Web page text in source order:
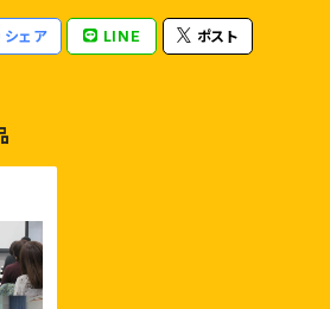
シェア LINE ポスト